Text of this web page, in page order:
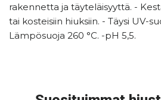
rakennetta ja täyteläisyyttä. -
tai kosteisiin hiuksiin. - Täysi UV-
Lämpösuoja 260 °C. -pH 5,5.